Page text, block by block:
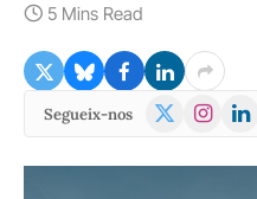
5 Mins Read
Segueix-nos
X